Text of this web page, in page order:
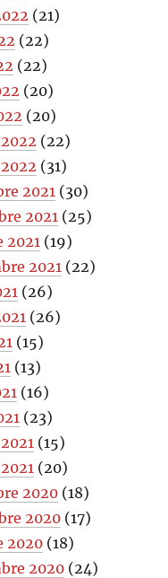
(21)
(22)
(22)
(20)
(20)
(22)
(31)
2021 (30)
2021 (25)
2021 (19)
2021 (22)
(26)
(26)
(15)
(13)
(16)
(23)
(15)
(20)
2020 (18)
2020 (17)
2020 (18)
2020 (24)